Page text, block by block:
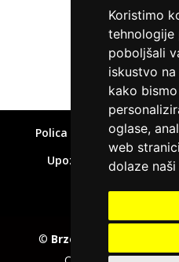
Koristimo
tehnologije
poboljšali
iskustvo
kako
oglase,
web
dolaze
Home»
Polica privatnosti
Upozorenje o rizicima
© Brzepozajmice.com